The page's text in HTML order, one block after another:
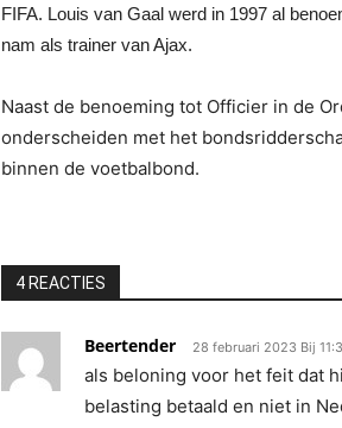
FIFA. Louis van Gaal werd in 1997 al
nam als trainer van Ajax.
Naast de benoeming tot Officier in de
onderscheiden met het
binnen de voetbalbond.
4 REACTIES
Beertender 28 februari 2023 Bij
als beloning voor het feit dat
belasting betaald en niet in